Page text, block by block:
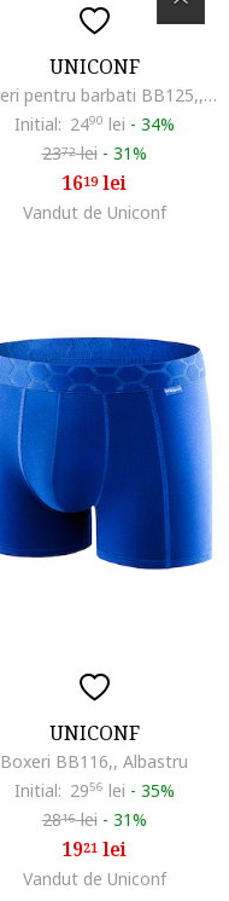
UNICONF
Boxeri pentru barbati BB125,, Gri
Initial: 2490 lei - 34%
2372lei - 31%
1619lei
Vandut de Uniconf
UNICONF
Boxeri BB116,, Albastru
Initial: 2956 lei - 35%
2816lei - 31%
1921 lei
Vandut de Uniconf